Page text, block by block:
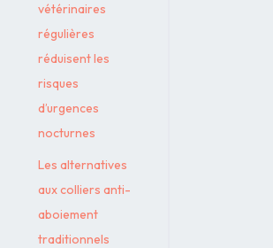
vétérinaires
régulières
réduisent les
risques
d’urgences
nocturnes
Les alternatives
aux colliers anti-
aboiement
traditionnels